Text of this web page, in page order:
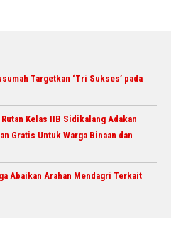
Targetkan ‘Tri Sukses’ pada
Kelas IIB Sidikalang Adakan
Gratis Untuk Warga Binaan dan
Abaikan Arahan Mendagri Terkait